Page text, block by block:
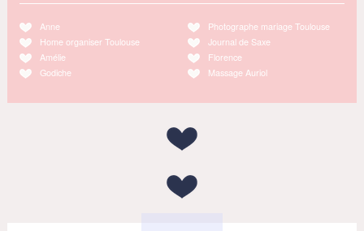
Anne
Home organiser Toulouse
Amélie
Godiche
Photographe mariage Toulouse
Journal de Saxe
Florence
Massage Auriol